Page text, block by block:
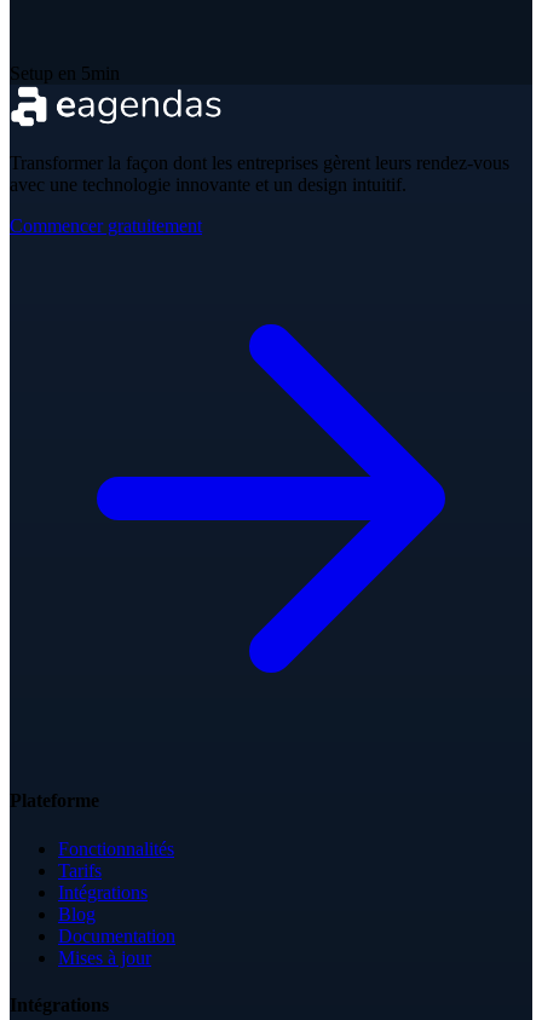
Setup en 5min
Transformer la façon dont les entreprises gèrent leurs rendez-vous
avec une technologie innovante et un design intuitif.
Commencer gratuitement
Plateforme
Fonctionnalités
Tarifs
Intégrations
Blog
Documentation
Mises à jour
Intégrations